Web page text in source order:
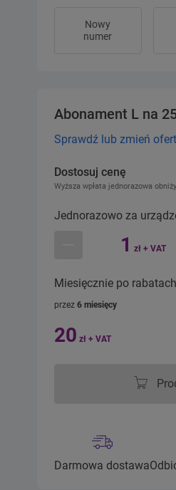
Nowy
numer
Abonament L na
Sprawdź lub zmień
Dostosuj cenę
Wyższa wpłata jednorazowa
Jednorazowo za
1 zł + VAT
Miesięcznie po rabatach
przez 6 miesięcy
20 zł + VAT
Darmowa dostawa